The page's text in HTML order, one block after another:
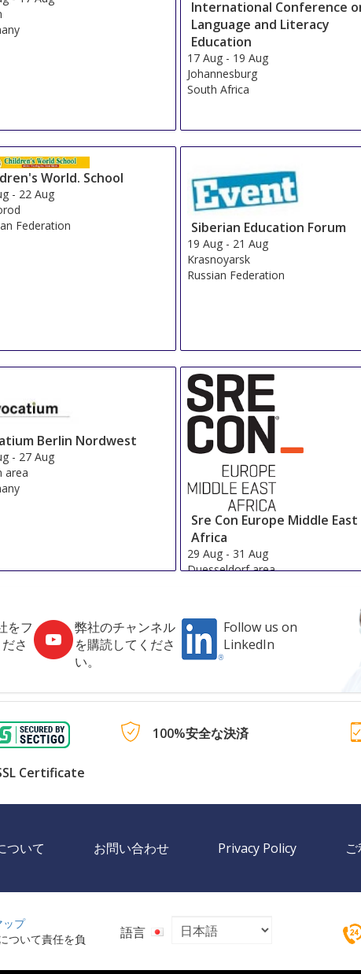
International Conference
Language and Literacy
Education
17 Aug - 19 Aug
Johannesburg
South Africa
World. School
- 22 Aug
Federation
Siberian Education Forum
19 Aug - 21 Aug
Krasnoyarsk
Russian Federation
Berlin Nordwest
- 27 Aug
area
Sre Con Europe Middle East
Africa
29 Aug - 31 Aug
Duesseldorf area
をフ
さ
弊社のチャンネル
を購読してくださ
い。
Follow us on
LinkedIn
Certificate
100%安全な決済
ついて お問い合わせ Privacy Policy
ップ
ついて責任を負
語言